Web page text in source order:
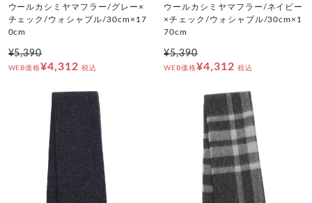
ウールカシミヤマフラー/グレー×
チェック/ウォシャブル/30cm×17
0cm
¥5,390
WEB価格¥4,312 税込
ウールカシミヤマフラー/ネイビー
×チェック/ウォシャブル/30cm×1
70cm
¥5,390
WEB価格¥4,312 税込